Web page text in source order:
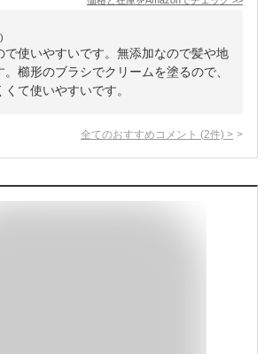
で使いやすいです。無添加なので髪や地
櫛形のブラシでクリームを塗るので、
て使いやすいです。
全てのおすすめコメント (2件) >